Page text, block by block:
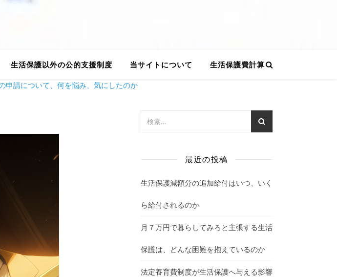
生活保護以外の公的支援制度 当サイトについて 生活保護費計算
申請について、何を悩み、気にしたのか
最近の投稿
生活保護減額分の追加給付はいつ、いく
ら給付されるのか
月７万円で暮らしてみろと主張する生活
保護は、どんな困難を抱えているのか
法定養育費制度が生活保護へ与える影響